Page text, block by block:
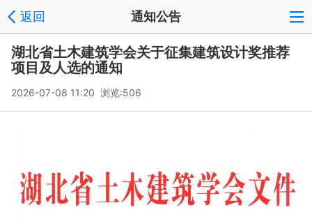
返回 通知公告
湖北省土木建筑学会关于征集建筑设计奖推荐
项目及人选的通知
2026-07-08 11:20 浏览:506